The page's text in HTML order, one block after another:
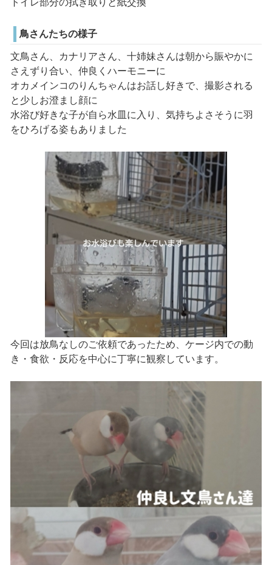
鳥さんたちの様子
文鳥さん、カナリアさん、十姉妹さんは朝から賑やかに
さえずり合い、仲良くハーモニーに
オカメインコのりんちゃんはお話し好きで、撮影される
と少しお澄まし顔に
水浴び好きな子が自ら水皿に入り、気持ちよさそうに羽
をひろげる姿もありました
今回は放鳥なしのご依頼であったため、ケージ内での動
き・食欲・反応を中心に丁寧に観察しています。